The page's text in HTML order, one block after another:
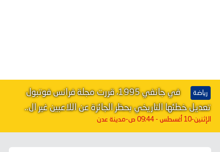
رياضة
في جانفي 1995، قررت مجلة فرانس فوتبول
تعديل خطئها التاريخي بحظر الجائزة عن اللاعبين غير ال..
الإثنين-10 أغسطس - 09:44 ص -مدينة عدن